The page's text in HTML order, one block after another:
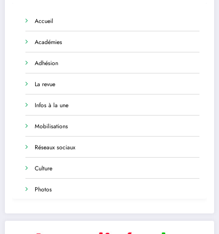
Accueil
Académies
Adhésion
La revue
Infos à la une
Mobilisations
Réseaux sociaux
Culture
Photos